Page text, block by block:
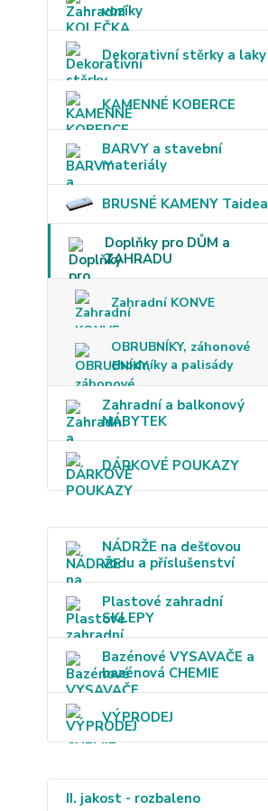
vozíky
Dekorativní stěrky a laky
KAMENNÉ KOBERCE
BARVY a stavební
materiály
BRUSNÉ KAMENY Taidea
Doplňky pro DŮM a
ZAHRADU
Zahradní KONVE
OBRUBNÍKY, záhonové
chodníky a palisády
Zahradní a balkonový
NÁBYTEK
DÁRKOVÉ POUKAZY
NÁDRŽE na dešťovou
vodu a příslušenství
Plastové zahradní
SKLEPY
Bazénové VYSAVAČE a
bazénová CHEMIE
VÝPRODEJ
II. jakost - rozbaleno